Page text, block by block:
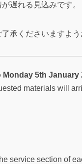
遅れる見込みです。
承くださいますよう
Monday 5th January
materials will
service section of